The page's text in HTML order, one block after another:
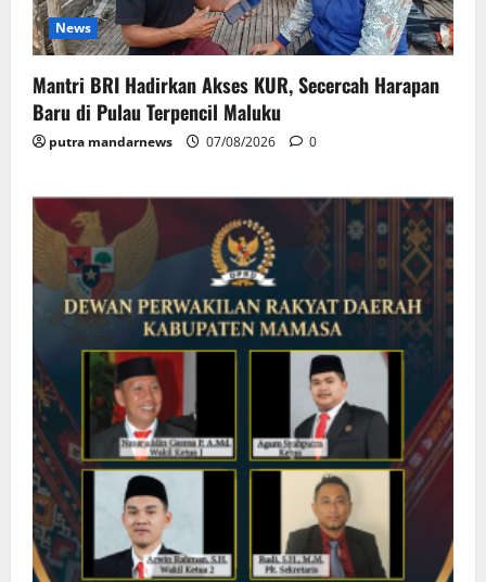
News
Mantri BRI Hadirkan Akses KUR, Secercah Harapan
Baru di Pulau Terpencil Maluku
putra mandarnews 07/08/2026 0